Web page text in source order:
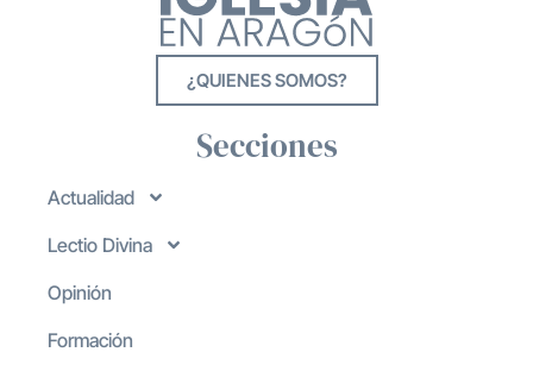
¿QUIENES SOMOS?
Secciones
Actualidad
Lectio Divina
Opinión
Formación